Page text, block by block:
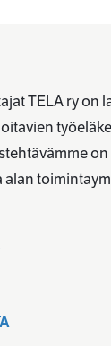
TELA ry on
alan